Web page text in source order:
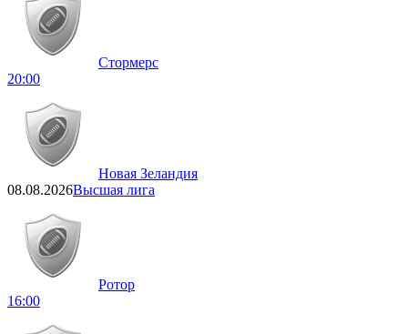
Стормерс
20:00
Новая Зеландия
08.08.2026Высшая лига
Ротор
16:00